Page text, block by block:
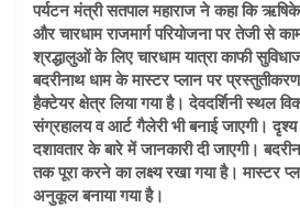
पर्यटन मंत्री सतपाल महाराज ने कहा कि
और चारधाम राजमार्ग परियोजना पर तेजी से
श्रद्धालुओं के लिए चारधाम यात्रा काफी
बदरीनाथ धाम के मास्टर प्लान पर
हैक्टेयर क्षेत्र लिया गया है। देवदर्शिनी स्थल
संग्रहालय व आर्ट गैलेरी भी बनाई जाएगी।
दशावतार के बारे में जानकारी दी जाएगी।
तक पूरा करने का लक्ष्य रखा गया है। मास्टर
अनुकूल बनाया गया है।